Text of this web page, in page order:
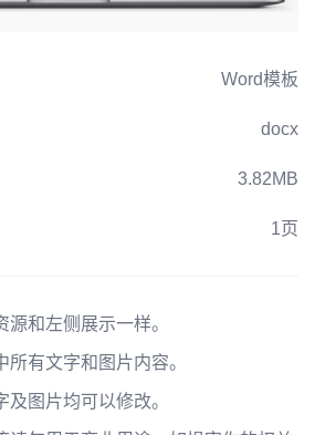
Word模板
docx
3.82MB
1页
和左侧展示一样。
有文字和图片内容。
图片均可以修改。